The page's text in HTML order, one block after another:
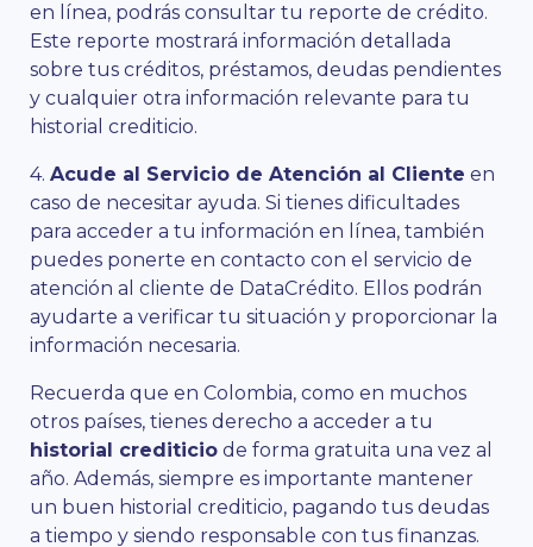
en línea, podrás consultar tu reporte de crédito.
Este reporte mostrará información detallada
sobre tus créditos, préstamos, deudas pendientes
y cualquier otra información relevante para tu
historial crediticio.
4. Acude al Servicio de Atención al Cliente en
caso de necesitar ayuda. Si tienes dificultades
para acceder a tu información en línea, también
puedes ponerte en contacto con el servicio de
atención al cliente de DataCrédito. Ellos podrán
ayudarte a verificar tu situación y proporcionar la
información necesaria.
Recuerda que en Colombia, como en muchos
otros países, tienes derecho a acceder a tu
historial crediticio de forma gratuita una vez al
año. Además, siempre es importante mantener
un buen historial crediticio, pagando tus deudas
a tiempo y siendo responsable con tus finanzas.